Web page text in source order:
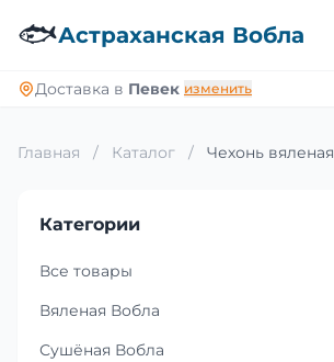
🐟Астраханская Вобла
Доставка в Певек изменить
Главная / Каталог / Чехонь вяленая
Категории
Все товары
Вяленая Вобла
Сушёная Вобла